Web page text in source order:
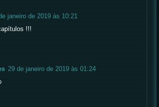
janeiro de 2019 às 10:21
!!!
29 de janeiro de 2019 às 01:24